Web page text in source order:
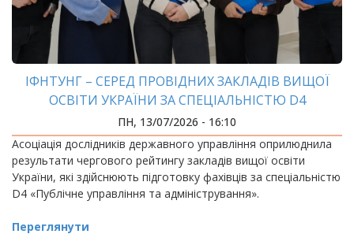
ІФНТУНГ – СЕРЕД ПРОВІДНИХ ЗАКЛАДІВ ВИЩОЇ
ОСВІТИ УКРАЇНИ ЗА СПЕЦІАЛЬНІСТЮ D4
«ПУБЛІЧНЕ УПРАВЛІННЯ ТА АДМІНІСТРУВАННЯ»
ПН, 13/07/2026 - 16:10
Асоціація дослідників державного управління оприлюднила
результати чергового рейтингу закладів вищої освіти
України, які здійснюють підготовку фахівців за спеціальністю
D4 «Публічне управління та адміністрування».
Переглянути